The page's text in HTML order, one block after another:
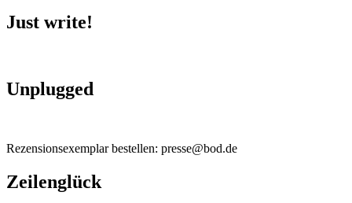
Just write!
Unplugged
Rezensionsexemplar bestellen: presse@bod.de
Zeilenglück